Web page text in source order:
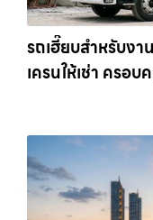
รถเฮี๊ยบสำหรับงา
เครนให้เช่า ครอ